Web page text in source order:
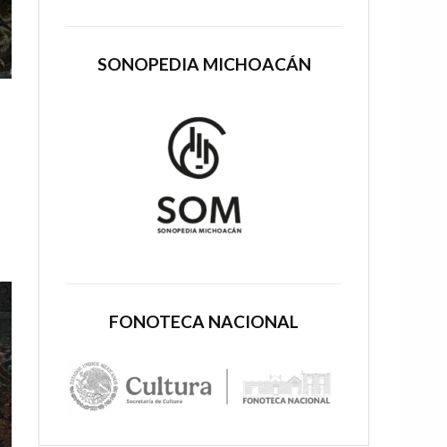
SONOPEDIA MICHOACÁN
FONOTECA NACIONAL